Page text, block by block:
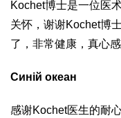
Kochet博士是一位医
关怀，谢谢Kochet博
了，非常健康，真心感
Синій океан
感谢Kochet医生的耐